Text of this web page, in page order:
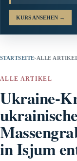
KURS ANSEHEN →
STARTSEITE› ALLE
ALLE ARTIKEL
Ukraine-
in Isjum